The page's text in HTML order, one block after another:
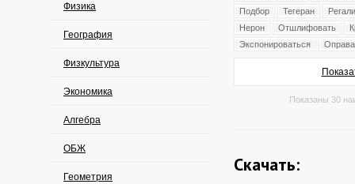
Физика
География
Физкультура
Экономика
Алгебра
ОБЖ
Геометрия
Подбор
Тегеран
Нерон
Отшлифовать
Экспонироваться
Оправа
Показаны 30
Скачать: